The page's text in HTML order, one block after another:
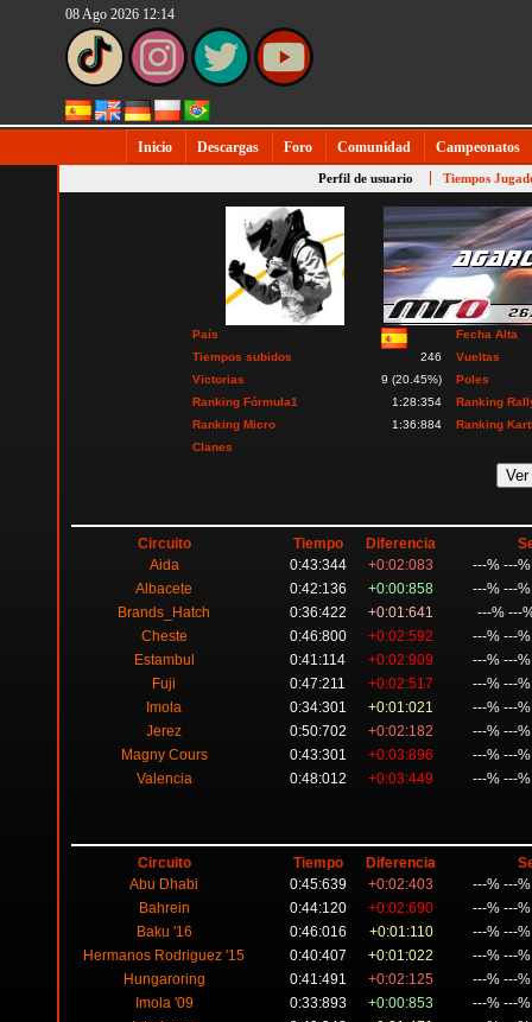
08 Ago 2026 12:14
Inicio Descargas Foro Comunidad Campeonatos
Perfil de usuario Tiempos
País
Fecha Alta
Tiempos subidos
246
Vueltas
Victorias
9 (20.45%)
Poles
Ranking Fórmula1
1:28:354
Ranking
Ranking Micro
1:36:884
Ranking
Clanes
Circuito Tiempo Diferencia
Aida
0:43:344 +0:02:083
---% ---
Albacete
0:42:136 +0:00:858
---% ---
Brands_Hatch
0:36:422 +0:01:641
---% ---
Cheste
0:46:800 +0:02:592
---% ---
Estambul
0:41:114 +0:02:909
---% ---
Fuji
0:47:211 +0:02:517
---% ---
Imola
0:34:301 +0:01:021
---% ---
Jerez
0:50:702 +0:02:182
---% ---
Magny Cours
0:43:301 +0:03:896
---% ---
Valencia
0:48:012 +0:03:449 ---% ---
Circuito Tiempo Diferencia
Abu Dhabi
0:45:639 +0:02:403
---% ---
Bahrein
0:44:120 +0:02:690
---% ---
Baku '16
0:46:016 +0:01:110
---% ---
Hermanos Rodriguez '15
0:40:407 +0:01:022
---% ---
Hungaroring
0:41:491 +0:02:125
---% ---
Imola '09
0:33:893 +0:00:853
---% ---